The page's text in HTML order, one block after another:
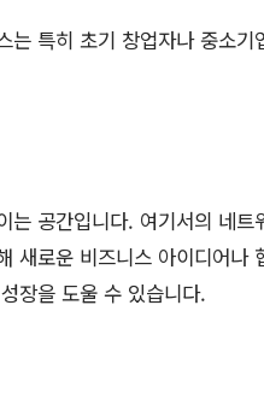
는 특히 초기 창업자나 중소
는 공간입니다. 여기서의 네
새로운 비즈니스 아이디어
장을 도울 수 있습니다.